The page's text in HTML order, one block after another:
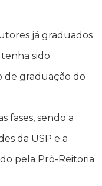
já graduados
sido
de graduação do
fases, sendo a
da USP e a
pela Pró-Reitoria